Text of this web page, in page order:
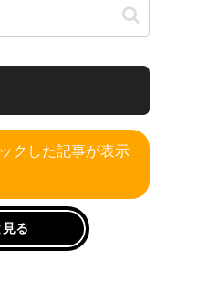
クした記事が表示
見る